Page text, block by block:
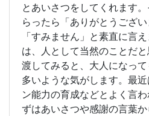
とあいさつをしてくれます
らったら「ありがとうござ
「すみません」と素直に言
は、人として当然のことだ
渡してみると、大人になっ
多いような気がします。最
ン能力の育成などとよく言
ずはあいさつや感謝の言葉か